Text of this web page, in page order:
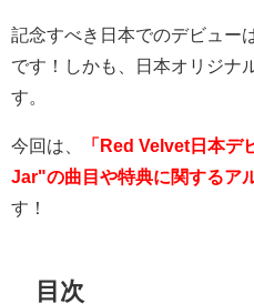
記念すべき日本でのデビュー
です！しかも、日本オリジナ
す。
今回は、
「Red Velvet日本
Jar"の曲目や特典に関するア
す！
目次